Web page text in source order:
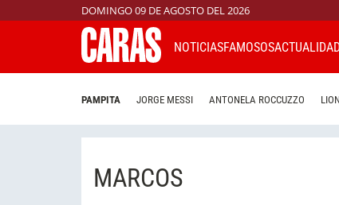
DOMINGO 09 DE AGOSTO DEL 2026
NOTICIASFAMOSOS
PAMPITA JORGE MESSI ANTONELA ROCCUZZO
MARCOS